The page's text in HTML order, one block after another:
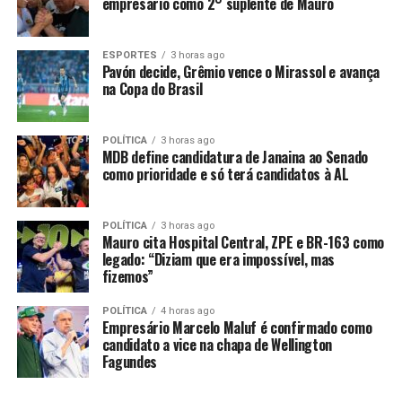
do convênio nº 0533/2024/SEDUC, firmado entre o
governo do estado e a prefeitura de Poconé. No entanto,
as obras encontram-se paralisadas sem justificativa
clara.
“A população de Poconé tem direito à transparência e à
educação de qualidade. Não podemos permitir que os
estudantes sejam prejudicados por atrasos
injustificados”, criticou Barranco. O deputado ainda
denuncia o descaso do governo estadual com a
educação, ressaltando que essa paralisação não é um
caso isolado, mas sim parte de um histórico de
negligência e abandono das escolas públicas.
No Requerimento, o deputado solicita resposta para
questões fundamentais sobre o motivo da paralisação
das obras, possíveis alterações no cronograma de
conclusão e o percentual de execução da obra até o
ESPORTES 3 horas ago
Pavón decide, Grêmio vence o Mirassol e avança
na Copa do Brasil
POLÍTICA 3 horas ago
MDB define candidatura de Janaina ao Senado
como prioridade e só terá candidatos à AL
POLÍTICA 3 horas ago
Mauro cita Hospital Central, ZPE e BR-163 como
legado: “Diziam que era impossível, mas
fizemos”
POLÍTICA 4 horas ago
Empresário Marcelo Maluf é confirmado como
candidato a vice na chapa de Wellington
Fagundes